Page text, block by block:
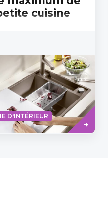
cuisine
D'INTÉRIEUR
Read
more